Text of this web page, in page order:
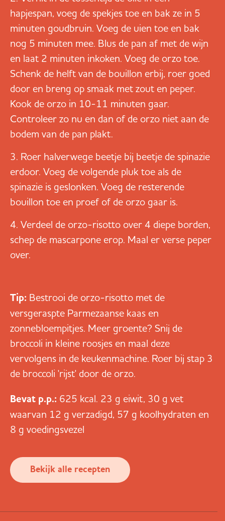
hapjespan, voeg de spekjes toe en bak ze in 5
minuten goudbruin. Voeg de uien toe en bak
nog 5 minuten mee. Blus de pan af met de wijn
en laat 2 minuten inkoken. Voeg de orzo toe.
Schenk de helft van de bouillon erbij, roer goed
door en breng op smaak met zout en peper.
Kook de orzo in 10-11 minuten gaar.
Controleer zo nu en dan of de orzo niet aan de
bodem van de pan plakt.
Roer halverwege beetje bij beetje de spinazie
erdoor. Voeg de volgende pluk toe als de
spinazie is geslonken. Voeg de resterende
bouillon toe en proef of de orzo gaar is.
Verdeel de orzo-risotto over 4 diepe borden,
schep de mascarpone erop. Maal er verse peper
over.
Tip: Bestrooi de orzo-risotto met de
versgeraspte Parmezaanse kaas en
zonnebloempitjes. Meer groente? Snij de
broccoli in kleine roosjes en maal deze
vervolgens in de keukenmachine. Roer bij stap 3
de broccoli 'rijst' door de orzo.
Bevat p.p.: 625 kcal. 23 g eiwit, 30 g vet
waarvan 12 g verzadigd, 57 g koolhydraten en
8 g voedingsvezel
Bekijk alle recepten